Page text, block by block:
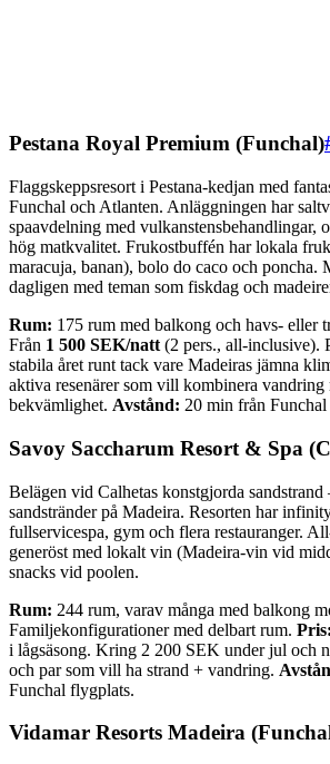
Pestana Royal Premium (Funchal)
Flaggskeppsresort i Pestana-kedjan med
Funchal och Atlanten. Anläggningen har
spaavdelning med vulkanstensbehandlingar,
hög matkvalitet. Frukostbuffén har lokala
maracuja, banan), bolo do caco och poncha.
dagligen med teman som fiskdag och
Rum: 175 rum med balkong och havs- eller
Från 1 500 SEK/natt (2 pers., all-inclusive).
stabila året runt tack vare Madeiras jämna
aktiva resenärer som vill kombinera
bekvämlighet. Avstånd: 20 min från
Savoy Saccharum Resort & Spa
Belägen vid Calhetas konstgjorda
sandstränder på Madeira. Resorten har
fullservicespa, gym och flera restauranger.
generöst med lokalt vin (Madeira-vin vid
snacks vid poolen.
Rum: 244 rum, varav många med balkong
Familjekonfigurationer med delbart rum. Pris:
i lågsäsong. Kring 2 200 SEK under jul och
och par som vill ha strand + vandring.
Funchal flygplats.
Vidamar Resorts Madeira